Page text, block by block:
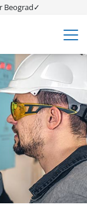
Beograd✓